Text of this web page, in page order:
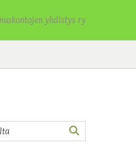
yhdistys ry